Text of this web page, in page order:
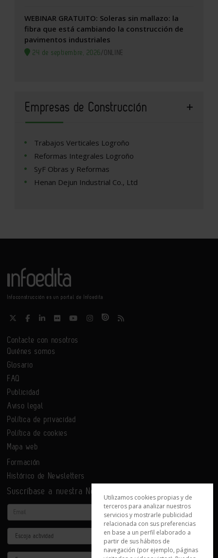
WEBINAR GRATUITO: Soleras sin mallazo: la
fibra que está cambiando la construcción de
pavimentos industriales
24 de septiembre, 2026/ONLINE
Empresas de Construcción
Trabajos Verticales Logroño
Reformas Integrales Logroño
SyF Obras y Reformas
Henan Dejun Industrial Co., Ltd
Infoconstrucción es un portal de Infoedita
Contacte con nosotros
Quiénes somos
Glosario
FAQ
Publicidad
Aviso legal
Política de privacidad
Política de cookies
Mapa web
Formación
Histórico de Newsletters
Suscríbase a nuestra Newsletter
Email
Actividad
Provincia
Utilizamos cookies propias y de
terceros para analizar nuestros
servicios y mostrarle publicidad
relacionada con sus preferencias
en base a un perfil elaborado a
partir de sus hábitos de
navegación (por ejemplo, páginas